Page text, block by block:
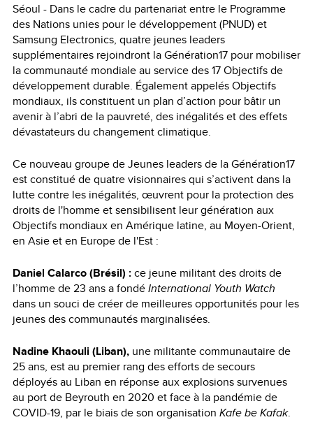
Séoul - Dans le cadre du partenariat entre le Programme
des Nations unies pour le développement (PNUD) et
Samsung Electronics, quatre jeunes leaders
supplémentaires rejoindront la Génération17 pour mobiliser
la communauté mondiale au service des 17 Objectifs de
développement durable. Également appelés Objectifs
mondiaux, ils constituent un plan d’action pour bâtir un
avenir à l’abri de la pauvreté, des inégalités et des effets
dévastateurs du changement climatique.
Ce nouveau groupe de Jeunes leaders de la Génération17
est constitué de quatre visionnaires qui s’activent dans la
lutte contre les inégalités, œuvrent pour la protection des
droits de l'homme et sensibilisent leur génération aux
Objectifs mondiaux en Amérique latine, au Moyen-Orient,
en Asie et en Europe de l'Est :
Daniel Calarco (Brésil) :ce jeune militant des droits de
l’homme de 23 ans a fondéInternational Youth Watch
dans un souci de créer de meilleures opportunités pour les
jeunes des communautés marginalisées.
Nadine Khaouli (Liban), une militante communautaire de
25 ans, est au premier rang des efforts de secours
déployés au Liban en réponse aux explosions survenues
au port de Beyrouth en 2020 et face à la pandémie de
COVID-19, par le biais de son organisation Kafe be Kafak.